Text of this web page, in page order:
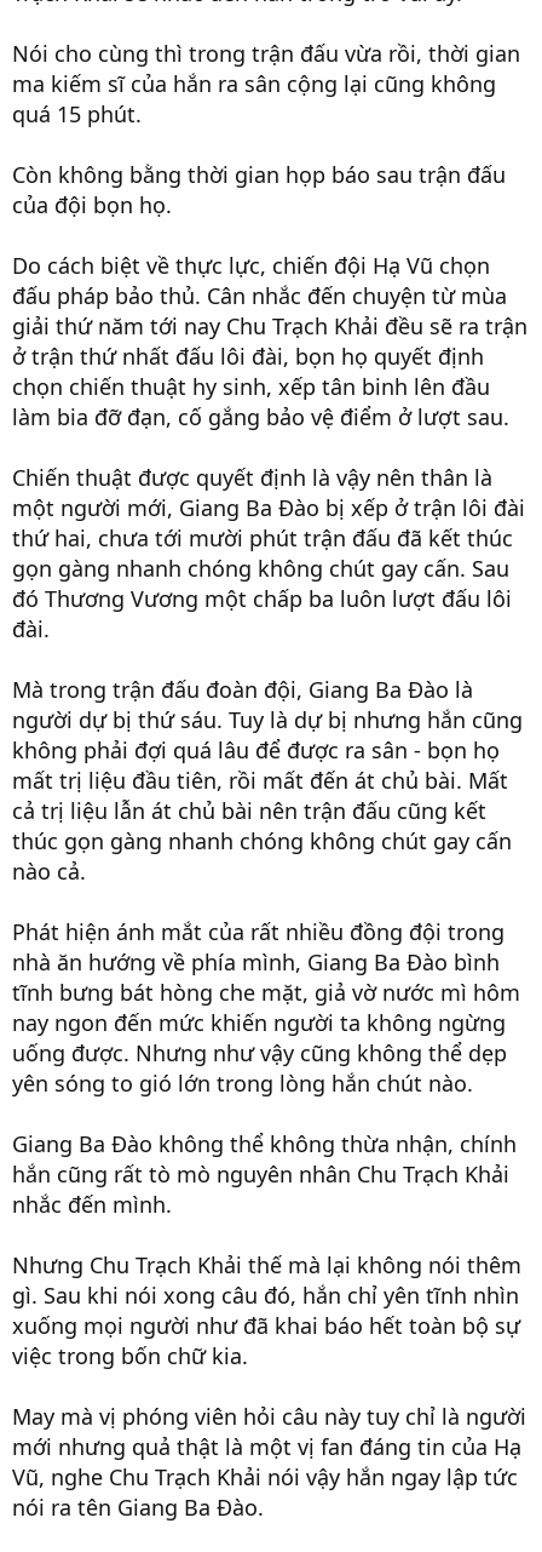
Nói cho cùng thì trong trận đấu vừa rồi, thời gian
ma kiếm sĩ của hắn ra sân cộng lại cũng không
quá 15 phút.
Còn không bằng thời gian họp báo sau trận đấu
của đội bọn họ.
Do cách biệt về thực lực, chiến đội Hạ Vũ chọn
đấu pháp bảo thủ. Cân nhắc đến chuyện từ mùa
giải thứ năm tới nay Chu Trạch Khải đều sẽ ra trận
ở trận thứ nhất đấu lôi đài, bọn họ quyết định
chọn chiến thuật hy sinh, xếp tân binh lên đầu
làm bia đỡ đạn, cố gắng bảo vệ điểm ở lượt sau.
Chiến thuật được quyết định là vậy nên thân là
một người mới, Giang Ba Đào bị xếp ở trận lôi đài
thứ hai, chưa tới mười phút trận đấu đã kết thúc
gọn gàng nhanh chóng không chút gay cấn. Sau
đó Thương Vương một chấp ba luôn lượt đấu lôi
đài.
Mà trong trận đấu đoàn đội, Giang Ba Đào là
người dự bị thứ sáu. Tuy là dự bị nhưng hắn cũng
không phải đợi quá lâu để được ra sân - bọn họ
mất trị liệu đầu tiên, rồi mất đến át chủ bài. Mất
cả trị liệu lẫn át chủ bài nên trận đấu cũng kết
thúc gọn gàng nhanh chóng không chút gay cấn
nào cả.
Phát hiện ánh mắt của rất nhiều đồng đội trong
nhà ăn hướng về phía mình, Giang Ba Đào bình
tĩnh bưng bát hòng che mặt, giả vờ nước mì hôm
nay ngon đến mức khiến người ta không ngừng
uống được. Nhưng như vậy cũng không thể dẹp
yên sóng to gió lớn trong lòng hắn chút nào.
Giang Ba Đào không thể không thừa nhận, chính
hắn cũng rất tò mò nguyên nhân Chu Trạch Khải
nhắc đến mình.
Nhưng Chu Trạch Khải thế mà lại không nói thêm
gì. Sau khi nói xong câu đó, hắn chỉ yên tĩnh nhìn
xuống mọi người như đã khai báo hết toàn bộ sự
việc trong bốn chữ kia.
May mà vị phóng viên hỏi câu này tuy chỉ là người
mới nhưng quả thật là một vị fan đáng tin của Hạ
Vũ, nghe Chu Trạch Khải nói vậy hắn ngay lập tức
nói ra tên Giang Ba Đào.